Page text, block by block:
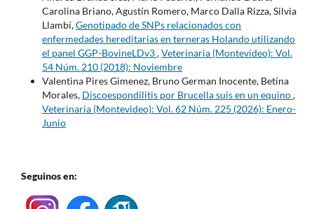
Carolina Briano, Agustín Romero, Marco Dalla Rizza, Silvia
Llambí,Genotipado de SNPs relacionados con
enfermedades hereditarias en terneras Holando utilizando
el panel GGP-BovineLDv3,Veterinaria (Montevideo): Vol.
54 Núm. 210 (2018): Noviembre
Valentina Pires Gimenez, Bruno German Inocente, Betina
Morales, Discoespondilitis por Brucella suis en un equino,
Veterinaria (Montevideo): Vol. 62 Núm. 225 (2026): Enero-
Junio
Seguinos en: